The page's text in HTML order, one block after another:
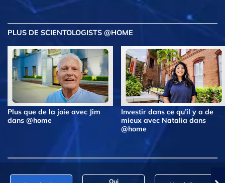
PLUS DE SCIENTOLOGISTS @HOME
Plus que de la joie avec Jim
dans @home
Investir dans ce qu’il y a de
mieux avec Natalia dans
@home
Qui